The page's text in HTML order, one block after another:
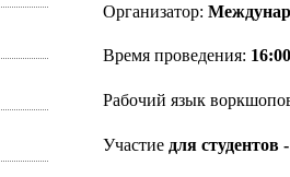
Организатор:
Время проведения:
Рабочий язык
Участие для студентов